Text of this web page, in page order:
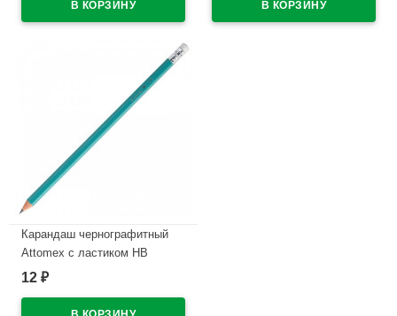
Карандаш чернографитный
Attomex с ластиком НВ
зеленый корпус, пластиковый
12 ₽